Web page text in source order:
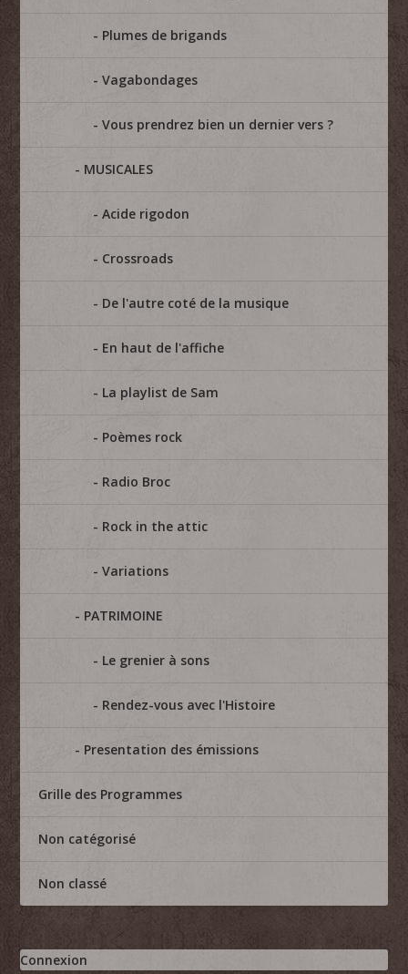
Plumes de brigands
Vagabondages
Vous prendrez bien un dernier vers ?
MUSICALES
Acide rigodon
Crossroads
De l'autre coté de la musique
En haut de l'affiche
La playlist de Sam
Poèmes rock
Radio Broc
Rock in the attic
Variations
PATRIMOINE
Le grenier à sons
Rendez-vous avec l'Histoire
Presentation des émissions
Grille des Programmes
Non catégorisé
Non classé
Connexion